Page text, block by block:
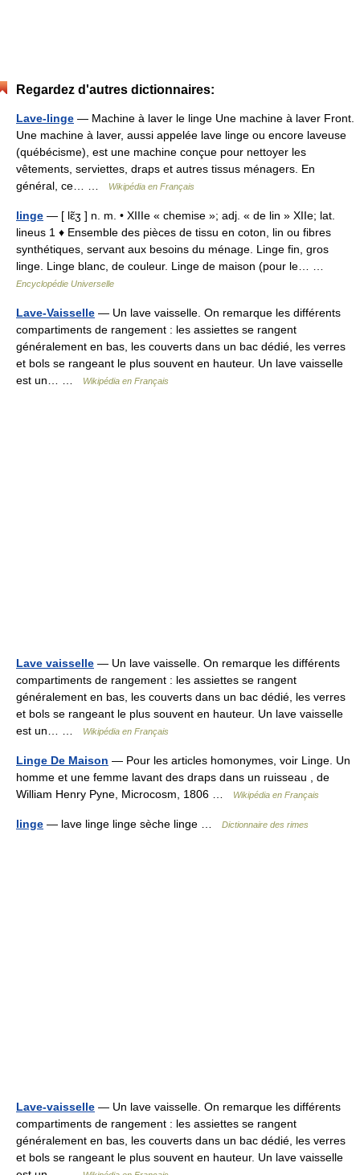
Regardez d'autres dictionnaires:
Lave-linge — Machine à laver le linge Une machine à laver Front.
Une machine à laver, aussi appelée lave linge ou encore laveuse
(québécisme), est une machine conçue pour nettoyer les
vêtements, serviettes, draps et autres tissus ménagers. En
général, ce… …
Wikipédia en Français
linge — [ lɛ̃ʒ ] n. m. • XIIIe « chemise »; adj. « de lin » XIIe; lat.
lineus 1 ♦ Ensemble des pièces de tissu en coton, lin ou fibres
synthétiques, servant aux besoins du ménage. Linge fin, gros
linge. Linge blanc, de couleur. Linge de maison (pour le… …
Encyclopédie Universelle
Lave-Vaisselle — Un lave vaisselle. On remarque les différents
compartiments de rangement : les assiettes se rangent
généralement en bas, les couverts dans un bac dédié, les verres
et bols se rangeant le plus souvent en hauteur. Un lave vaisselle
est un… …
Wikipédia en Français
Lave vaisselle — Un lave vaisselle. On remarque les différents
compartiments de rangement : les assiettes se rangent
généralement en bas, les couverts dans un bac dédié, les verres
et bols se rangeant le plus souvent en hauteur. Un lave vaisselle
est un… …
Wikipédia en Français
Linge De Maison — Pour les articles homonymes, voir Linge. Un
homme et une femme lavant des draps dans un ruisseau , de
William Henry Pyne, Microcosm, 1806 …
Wikipédia en Français
linge — lave linge linge sèche linge … Dictionnaire des rimes
Lave-vaisselle — Un lave vaisselle. On remarque les différents
compartiments de rangement : les assiettes se rangent
généralement en bas, les couverts dans un bac dédié, les verres
et bols se rangeant le plus souvent en hauteur. Un lave vaisselle